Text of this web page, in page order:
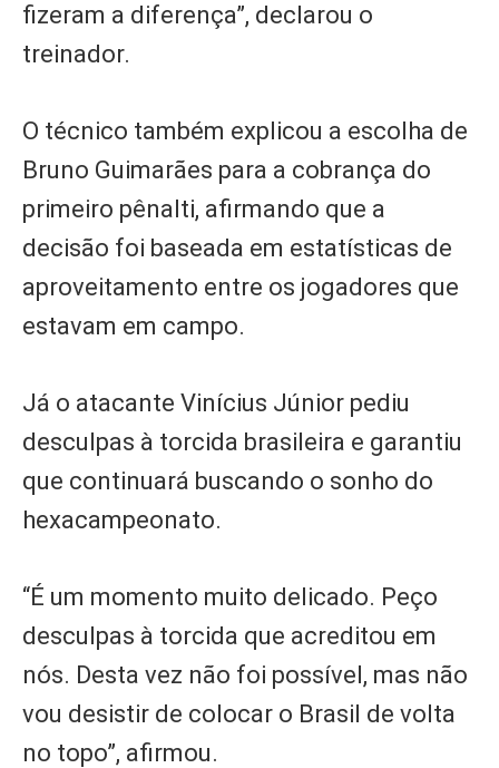
fizeram a diferença”, declarou o
treinador.
O técnico também explicou a escolha de
Bruno Guimarães para a cobrança do
primeiro pênalti, afirmando que a
decisão foi baseada em estatísticas de
aproveitamento entre os jogadores que
estavam em campo.
Já o atacante Vinícius Júnior pediu
desculpas à torcida brasileira e garantiu
que continuará buscando o sonho do
hexacampeonato.
“É um momento muito delicado. Peço
desculpas à torcida que acreditou em
nós. Desta vez não foi possível, mas não
vou desistir de colocar o Brasil de volta
no topo”, afirmou.